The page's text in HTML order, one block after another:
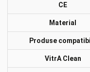
CE
Material
Produse
VitrA Clean